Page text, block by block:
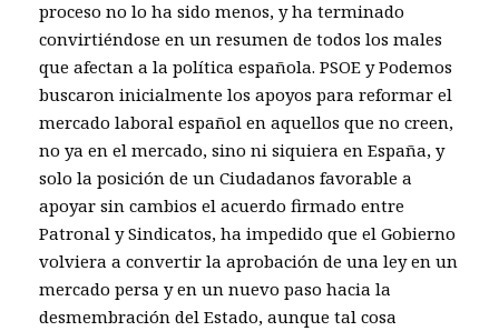
proceso no lo ha sido menos, y ha terminado
convirtiéndose en un resumen de todos los males
que afectan a la política española. PSOE y Podemos
buscaron inicialmente los apoyos para reformar el
mercado laboral español en aquellos que no creen,
no ya en el mercado, sino ni siquiera en España, y
solo la posición de un Ciudadanos favorable a
apoyar sin cambios el acuerdo firmado entre
Patronal y Sindicatos, ha impedido que el Gobierno
volviera a convertir la aprobación de una ley en un
mercado persa y en un nuevo paso hacia la
desmembración del Estado, aunque tal cosa